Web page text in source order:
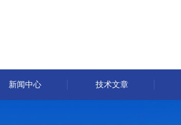
新闻中心 技术文章